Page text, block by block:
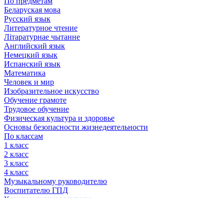
Беларуская мова
Русский язык
Литературное чтение
Літаратурнае чытанне
Английский язык
Немецкий язык
Испанский язык
Математика
Человек и мир
Изобразительное искусство
Обучение грамоте
Трудовое обучение
Физическая культура и здоровье
Основы безопасности жизнедеятельности
По классам
1 класс
2 класс
3 класс
4 класс
Музыкальному руководителю
Воспитателю ГПД